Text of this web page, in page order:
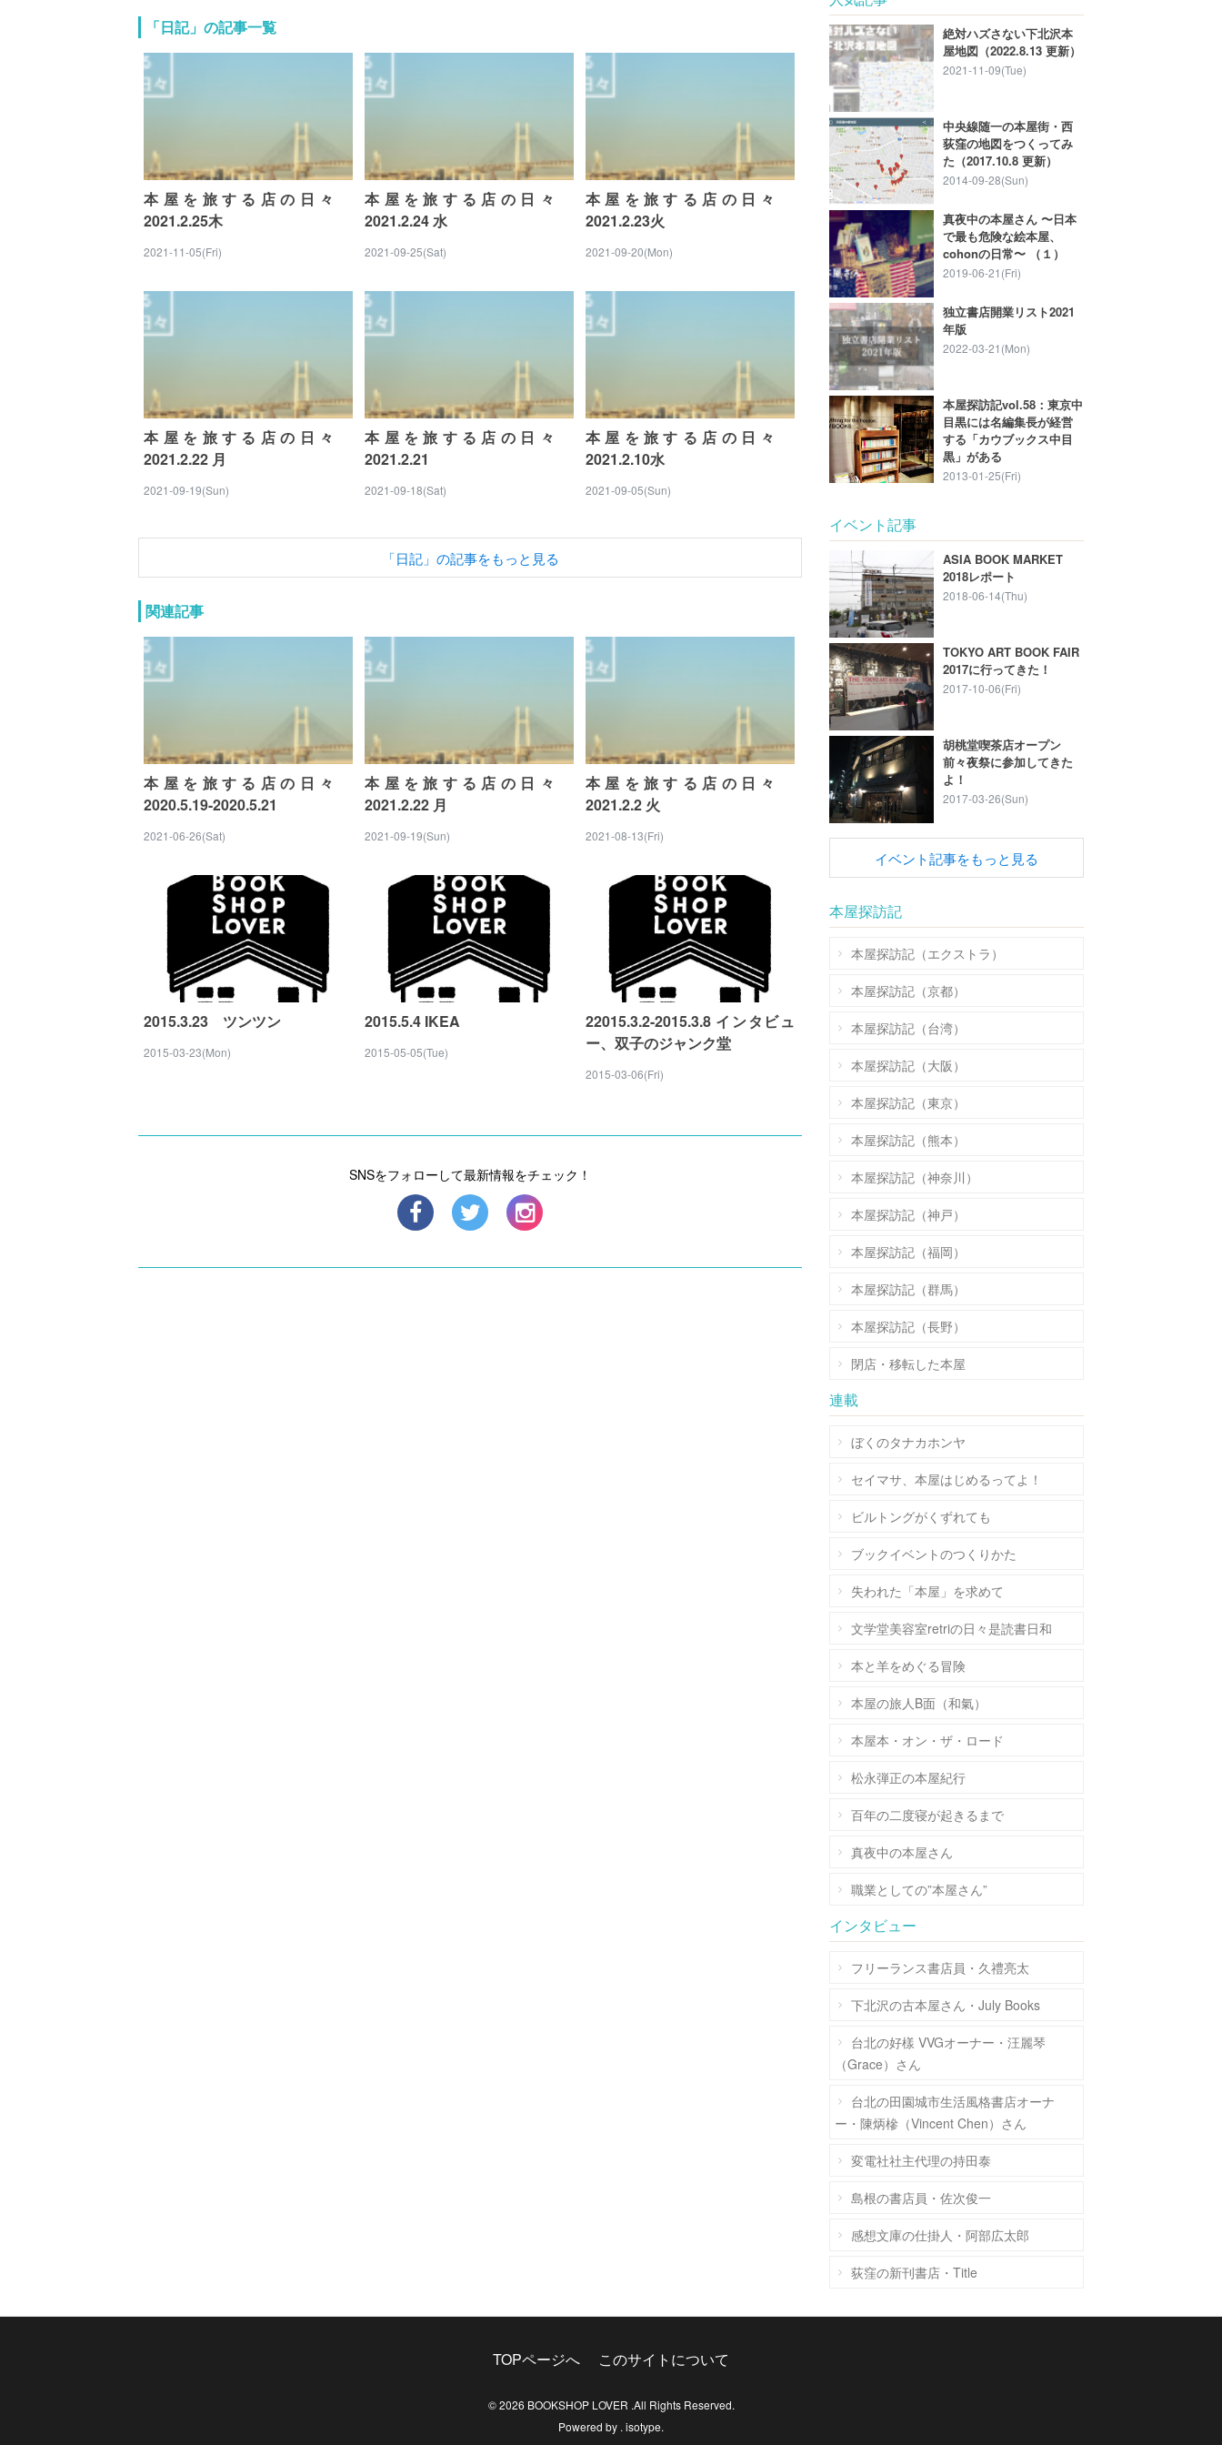
「日記」の記事一覧
本屋を旅する店の日々
2021.2.25木
2021-11-05(Fri)
本屋を旅する店の日々
2021.2.24 水
2021-09-25(Sat)
本屋を旅する店の日々
2021.2.23火
2021-09-20(Mon)
本屋を旅する店の日々
2021.2.22 月
2021-09-19(Sun)
本屋を旅する店の日々
2021.2.21
2021-09-18(Sat)
本屋を旅する店の日々
2021.2.10水
2021-09-05(Sun)
「日記」の記事をもっと見る
関連記事
本屋を旅する店の日々
2020.5.19-2020.5.21
2021-06-26(Sat)
本屋を旅する店の日々
2021.2.22 月
2021-09-19(Sun)
本屋を旅する店の日々
2021.2.2 火
2021-08-13(Fri)
2015.3.23 ツンツン
2015-03-23(Mon)
2015.5.4 IKEA
2015-05-05(Tue)
22015.3.2-2015.3.8 インタビュ
ー、双子のジャンク堂
2015-03-06(Fri)
SNSをフォローして最新情報をチェック！
絶対ハズさない下北沢本
屋地図（2022.8.13 更新）
2021-11-09(Tue)
中央線随一の本屋街・西
荻窪の地図をつくってみ
た（2017.10.8 更新）
2014-09-28(Sun)
真夜中の本屋さん 〜日本
で最も危険な絵本屋、
cohonの日常〜 （１）
2019-06-21(Fri)
独立書店開業リスト2021
年版
2022-03-21(Mon)
本屋探訪記vol.58：東京中
目黒には名編集長が経営
する「カウブックス中目
黒」がある
2013-01-25(Fri)
イベント記事
ASIA BOOK MARKET
2018レポート
2018-06-14(Thu)
TOKYO ART BOOK FAIR
2017に行ってきた！
2017-10-06(Fri)
胡桃堂喫茶店オープン
前々夜祭に参加してきた
よ！
2017-03-26(Sun)
イベント記事をもっと見る
本屋探訪記
本屋探訪記（エクストラ）
本屋探訪記（京都）
本屋探訪記（台湾）
本屋探訪記（大阪）
本屋探訪記（東京）
本屋探訪記（熊本）
本屋探訪記（神奈川）
本屋探訪記（神戸）
本屋探訪記（福岡）
本屋探訪記（群馬）
本屋探訪記（長野）
閉店・移転した本屋
連載
ぼくのタナカホンヤ
セイマサ、本屋はじめるってよ！
ビルトングがくずれても
ブックイベントのつくりかた
失われた「本屋」を求めて
文学堂美容室retriの日々是読書日和
本と羊をめぐる冒険
本屋の旅人B面（和氣）
本屋本・オン・ザ・ロード
松永弾正の本屋紀行
百年の二度寝が起きるまで
真夜中の本屋さん
職業としての”本屋さん”
インタビュー
フリーランス書店員・久禮亮太
下北沢の古本屋さん・July Books
台北の好樣 VVGオーナー・汪麗琴
（Grace）さん
台北の田園城市生活風格書店オーナ
ー・陳炳槮（Vincent Chen）さん
変電社社主代理の持田泰
島根の書店員・佐次俊一
感想文庫の仕掛人・阿部広太郎
荻窪の新刊書店・Title
TOPページへ このサイトについて
© 2026 BOOKSHOP LOVER .All Rights Reserved.
Powered by . isotype.